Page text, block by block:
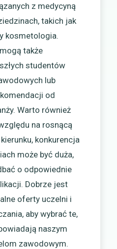
z medycyną
takich jak
kosmetologia.
także
studentów
lub
od
Warto również
na rosnącą
konkurencja
może być duża,
o odpowiednie
Dobrze jest
oferty uczelni i
aby wybrać te,
naszym
zawodowym.